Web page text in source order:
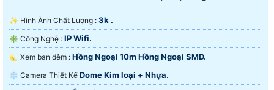
✨ Hình Ành Chất Lượng : 3k .
✳️ Công Nghệ : IP Wifi.
🌜 Xem ban đêm : Hồng Ngoại 10m Hồng Ngoại SMD.
❄ Camera Thiết Kế Dome Kim loại + Nhựa.